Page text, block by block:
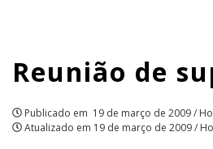
|
APCEF/SP
Reunião de
Publicado em 19 de março de 2009 /
Atualizado em 19 de março de 2009 /